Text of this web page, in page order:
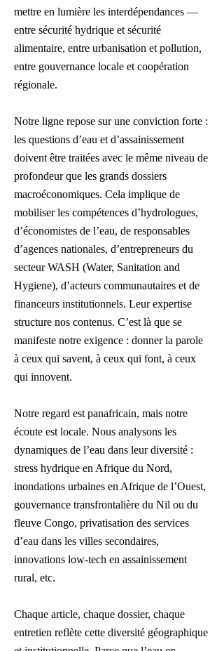
mettre en lumière les interdépendances —
entre sécurité hydrique et sécurité
alimentaire, entre urbanisation et pollution,
entre gouvernance locale et coopération
régionale.
Notre ligne repose sur une conviction forte :
les questions d’eau et d’assainissement
doivent être traitées avec le même niveau de
profondeur que les grands dossiers
macroéconomiques. Cela implique de
mobiliser les compétences d’hydrologues,
d’économistes de l’eau, de responsables
d’agences nationales, d’entrepreneurs du
secteur WASH (Water, Sanitation and
Hygiene), d’acteurs communautaires et de
financeurs institutionnels. Leur expertise
structure nos contenus. C’est là que se
manifeste notre exigence : donner la parole
à ceux qui savent, à ceux qui font, à ceux
qui innovent.
Notre regard est panafricain, mais notre
écoute est locale. Nous analysons les
dynamiques de l’eau dans leur diversité :
stress hydrique en Afrique du Nord,
inondations urbaines en Afrique de l’Ouest,
gouvernance transfrontalière du Nil ou du
fleuve Congo, privatisation des services
d’eau dans les villes secondaires,
innovations low-tech en assainissement
rural, etc.
Chaque article, chaque dossier, chaque
entretien reflète cette diversité géographique